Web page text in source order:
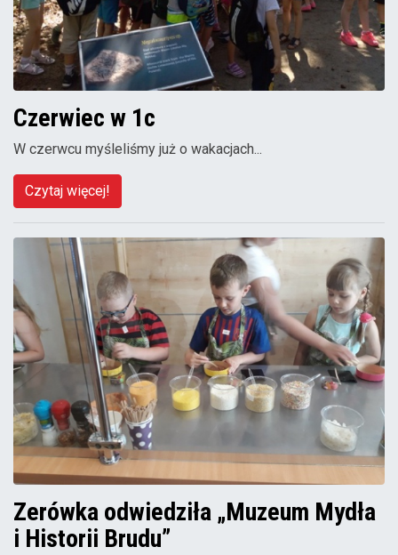
Czerwiec w 1c
W czerwcu myśleliśmy już o wakacjach...
Czytaj więcej!
Zerówka odwiedziła „Muzeum Mydła
i Historii Brudu”